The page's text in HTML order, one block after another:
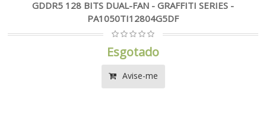
GDDR5 128 BITS DUAL-FAN - GRAFFITI SERIES -
PA1050TI12804G5DF
Esgotado
Avise-me